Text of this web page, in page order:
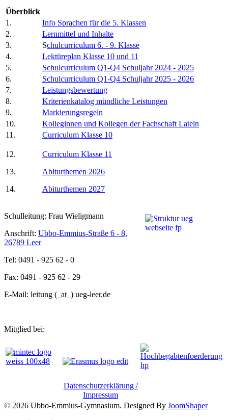
Überblick
1.
Info Sprachen für die 5. Klassen
2.
Lernmittel und Inhalte
3.
Schulcurriculum 6. - 9. Klasse
4.
Lektüreplan Klasse 10 und 11
5.
Schulcurriculum Q1-Q4 Schuljahr 2024 - 2025
6.
Schulcurriculum Q1-Q4 Schuljahr 2025 - 2026
7.
Leistungsbewertung
8.
Kriterienkatalog mündliche Leistungen
9.
Markierungsregeln
10.
Kolleginnen und Kollegen der Fachschaft Latein
11.
Curriculum Klasse 10
12.
13.
14.
Curriculum Klasse 11
Abiturthemen 2026
Abiturthemen 2027
Schulleitung: Frau Wieligmann
Anschrift: Ubbo-Emmius-Straße 6 - 8,
26789 Leer
Tel: 0491 - 925 62 - 0
Fax: 0491 - 925 62 - 29
E-Mail: leitung (_at_) ueg-leer.de
Mitglied bei:
Datenschutzerklärung /
Impressum
© 2026 Ubbo-Emmius-Gymnasium. Designed By JoomShaper